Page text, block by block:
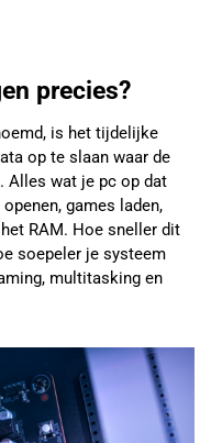
precies?
is het tijdelijke
op te slaan waar de
Alles wat je pc op dat
games laden,
RAM. Hoe sneller dit
soepeler je systeem
multitasking en